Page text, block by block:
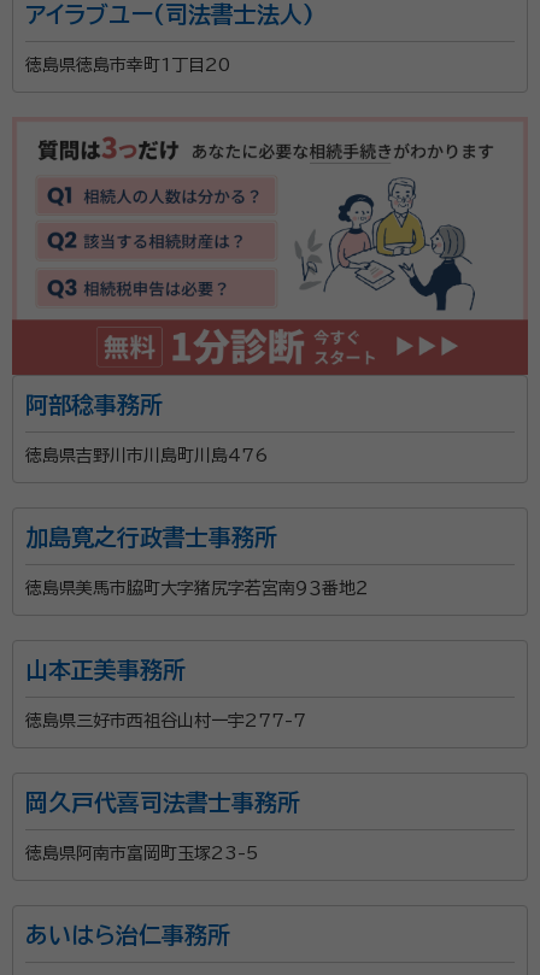
アイラブユー(司法書士法人)
徳島県徳島市幸町1丁目20
阿部稔事務所
徳島県吉野川市川島町川島476
加島寛之行政書士事務所
徳島県美馬市脇町大字猪尻字若宮南９３番地２
山本正美事務所
徳島県三好市西祖谷山村一宇277-7
岡久戸代喜司法書士事務所
徳島県阿南市富岡町玉塚23-5
あいはら治仁事務所